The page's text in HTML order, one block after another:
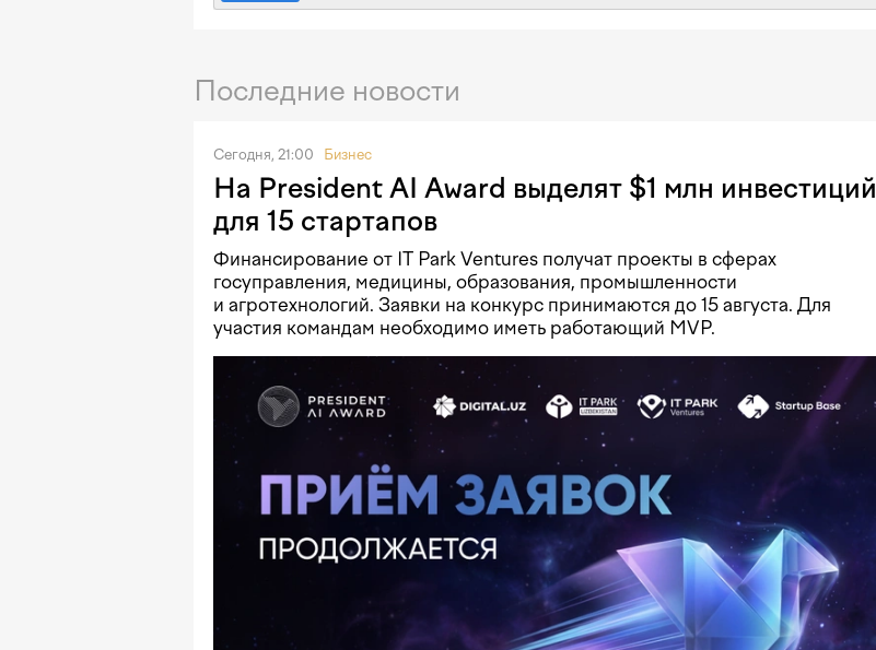
Последние новости
Сегодня, 21:00 Бизнес
На President AI Award выделят $1 млн инвестиций
для 15 стартапов
Финансирование от IT Park Ventures получат проекты в сферах
госуправления, медицины, образования, промышленности
и агротехнологий. Заявки на конкурс принимаются до 15 августа. Для
участия командам необходимо иметь работающий MVP.